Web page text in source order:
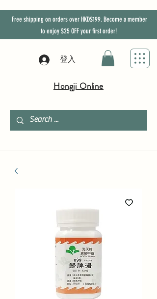
Free shipping on orders over HKD$199. Become a member
to enjoy$25 OFFyour first order!
登入
Hongji Online